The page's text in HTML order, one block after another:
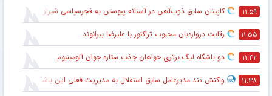
۱۱:۵۹ کاپیتان سابق ذوب‌آهن در آستانه پیوستن به فجرسپاسی شیراز
۱۱:۵۵ رقابت دروازه‌بان محبوب تراکتور با علیرضا بیرانوند
۱۱:۴۲ دو باشگاه لیگ برتری خواهان جذب ستاره جوان آلومینیوم
۱۱:۳۸ واکنش تند مدیرعامل سابق استقلال به مدیریت فعلی این باشگاه